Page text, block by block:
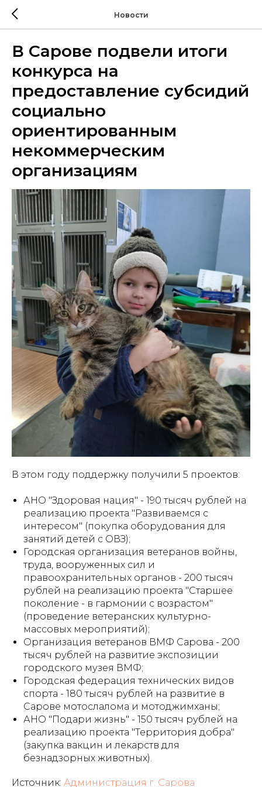
Новости
В Сарове подвели итоги
конкурса на
предоставление субсидий
социально
ориентированным
некоммерческим
организациям
В этом году поддержку получили 5 проектов:
АНО "Здоровая нация" - 190 тысяч рублей на
реализацию проекта "Развиваемся с
интересом" (покупка оборудования для
занятий детей с ОВЗ);
Городская организация ветеранов войны,
труда, вооруженных сил и
правоохранительных органов - 200 тысяч
рублей на реализацию проекта "Старшее
поколение - в гармонии с возрастом"
(проведение ветеранских культурно-
массовых мероприятий);
Организация ветеранов ВМФ Сарова - 200
тысяч рублей на развитие экспозиции
городского музея ВМФ;
Городская федерация технических видов
спорта - 180 тысяч рублей на развитие в
Сарове мотослалома и мотоджимханы;
АНО "Подари жизнь" - 150 тысяч рублей на
реализацию проекта "Территория добра"
(закупка вакцин и лекарств для
безнадзорных животных).
Источник: Администрация г. Сарова